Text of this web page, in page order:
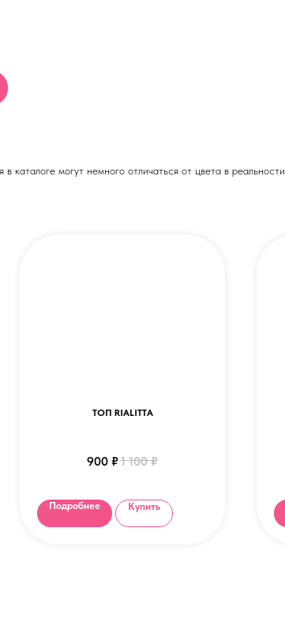
каталоге могут немного отличаться от цвета в реальности.
ТОП RIALITTA
900 ₽1 100 ₽
Подробнее Купить